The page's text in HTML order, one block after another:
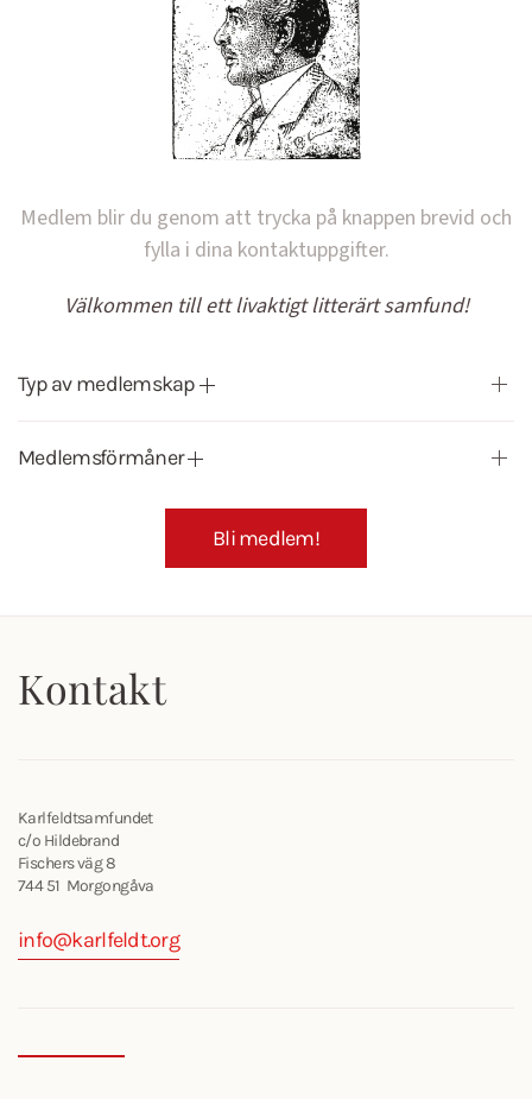
Medlem blir du genom att trycka på knappen brevid och
fylla i dina kontaktuppgifter.
Välkommen till ett livaktigt litterärt samfund!
Typ av medlemskap
Medlemsförmåner
Bli medlem!
Kontakt
Karlfeldtsamfundet
c/o Hildebrand
Fischers väg 8
744 51 Morgongåva
info@karlfeldt.org